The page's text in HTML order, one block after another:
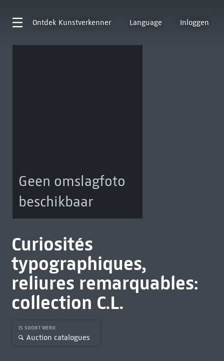
Ontdek Kunstverkenner Language Inloggen
Geen omslagfoto
beschikbaar
Curiosités
typographiques,
reliures remarquables:
collection C.L.
IS SOORT WERK
Auction catalogues